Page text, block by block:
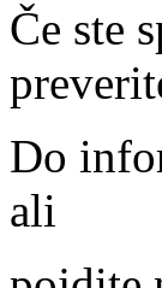
Če ste
Do
ali